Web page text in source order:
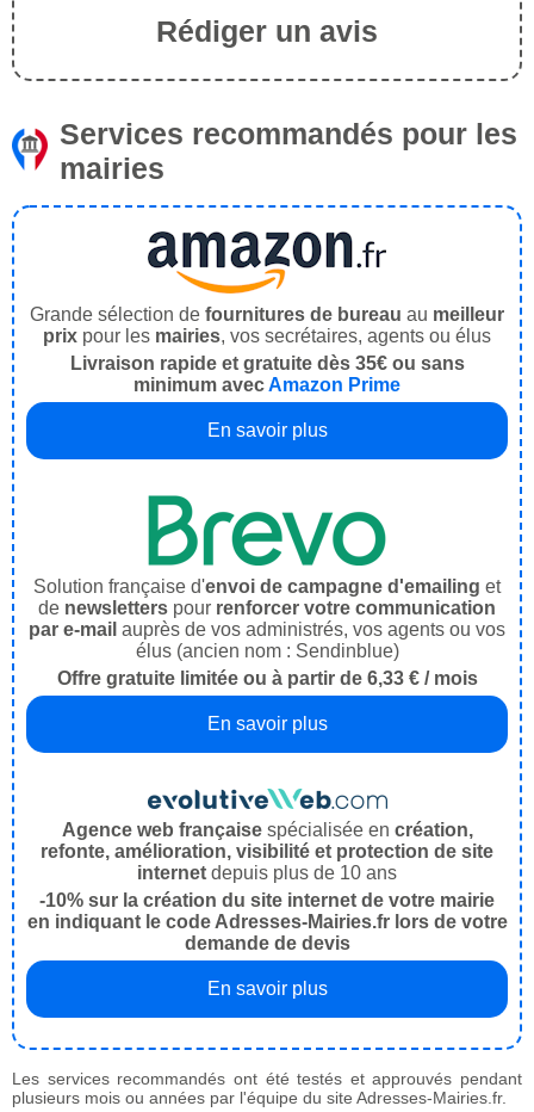
Rédiger un avis
Services recommandés pour les
mairies
Grande sélection de fournitures de bureau au meilleur
prix pour les mairies, vos secrétaires, agents ou élus
Livraison rapide et gratuite dès 35€ ou sans
minimum avecAmazon Prime
En savoir plus
Solution française d'envoi de campagne d'emailing et
de newsletters pour renforcer votre communication
par e-mail auprès de vos administrés, vos agents ou vos
élus (ancien nom : Sendinblue)
Offre gratuite limitée ou à partir de 6,33 € / mois
En savoir plus
Agence web françaisespécialisée en création,
refonte, amélioration, visibilité et protection de site
internet depuis plus de 10 ans
-10% sur la création du site internet de votre mairie
en indiquant le code Adresses-Mairies.fr lors de votre
demande de devis
En savoir plus
Les services recommandés ont été testés et approuvés pendant
plusieurs mois ou années par l'équipe du site Adresses-Mairies.fr.